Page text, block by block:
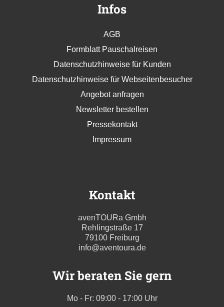
Infos
AGB
Formblatt Pauschalreisen
Datenschutzhinweise für Kunden
Datenschutzhinweise für Webseitenbesucher
Angebot anfragen
Newsletter bestellen
Pressekontakt
Impressum
Kontakt
avenTOURa Gmbh
Rehlingstraße 17
79100 Freiburg
info@aventoura.de
Wir beraten Sie gern
Mo - Fr: 09:00 - 17:00 Uhr